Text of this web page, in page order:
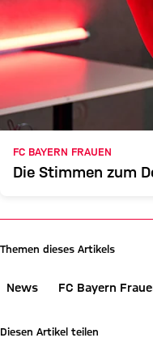
FC BAYERN FRAUEN
Die Stimmen zum
Themen dieses Artikels
News FC Bayern
Diesen Artikel teilen